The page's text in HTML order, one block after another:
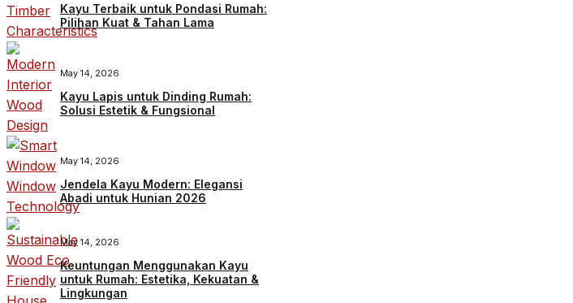
Kayu Terbaik untuk Pondasi Rumah:
Pilihan Kuat & Tahan Lama
May 14, 2026
Kayu Lapis untuk Dinding Rumah:
Solusi Estetik & Fungsional
May 14, 2026
Jendela Kayu Modern: Elegansi
Abadi untuk Hunian 2026
May 14, 2026
Keuntungan Menggunakan Kayu
untuk Rumah: Estetika, Kekuatan &
Lingkungan